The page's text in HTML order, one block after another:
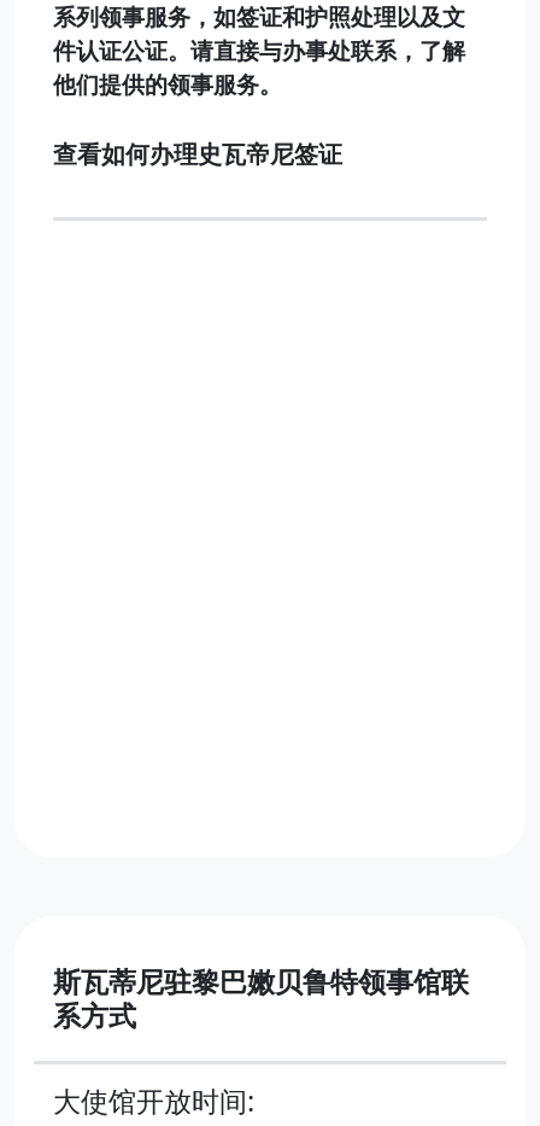
系列领事服务，如签证和护照处理以及文
件认证公证。请直接与办事处联系，了解
他们提供的领事服务。
查看如何办理史瓦帝尼签证
斯瓦蒂尼驻黎巴嫩贝鲁特领事馆联
系方式
大使馆开放时间: